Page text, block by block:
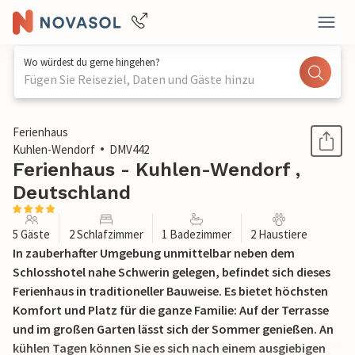
Wo würdest du gerne hingehen?
Fügen Sie Reiseziel, Daten und Gäste hinzu
1 / 19
Ferienhaus
Kuhlen-Wendorf
DMV442
Ferienhaus - Kuhlen-Wendorf ,
Deutschland
5 Gäste 2 Schlafzimmer 1 Badezimmer 2 Haustiere
In zauberhafter Umgebung unmittelbar neben dem
Schlosshotel nahe Schwerin gelegen, befindet sich dieses
Ferienhaus in traditioneller Bauweise. Es bietet höchsten
Komfort und Platz für die ganze Familie: Auf der Terrasse
und im großen Garten lässt sich der Sommer genießen. An
kühlen Tagen können Sie es sich nach einem ausgiebigen